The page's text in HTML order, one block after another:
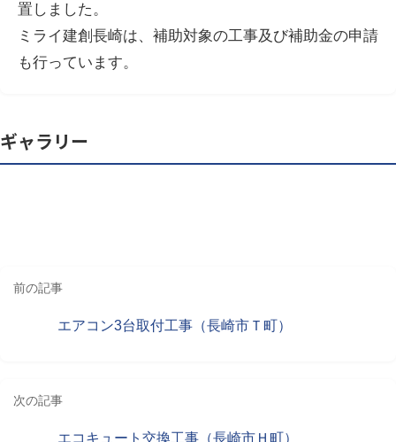
置しました。
ミライ建創長崎は、補助対象の工事及び補助金の申請
も行っています。
ギャラリー
前の記事
エアコン3台取付工事（長崎市Ｔ町）
次の記事
エコキュート交換工事（長崎市Ｈ町）